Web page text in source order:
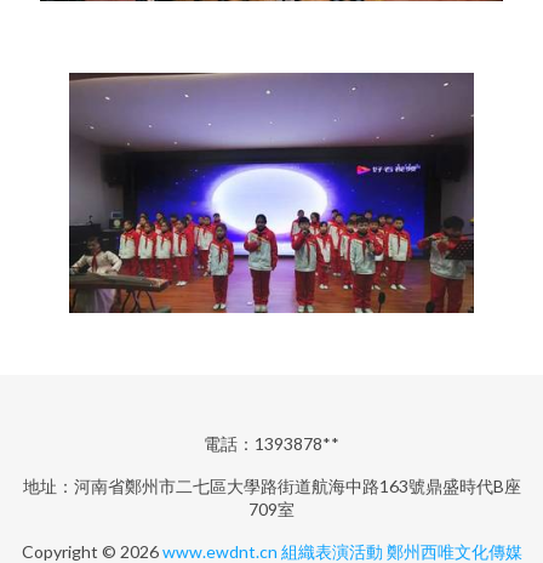
電話：1393878**
地址：河南省鄭州市二七區大學路街道航海中路163號鼎盛時代B座
709室
Copyright © 2026www.ewdnt.cn 組織表演活動 鄭州西唯文化傳媒